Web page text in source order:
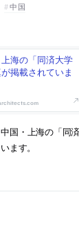
中国
海の「同済大学
掲載されていま
国・上海の「同
ます。